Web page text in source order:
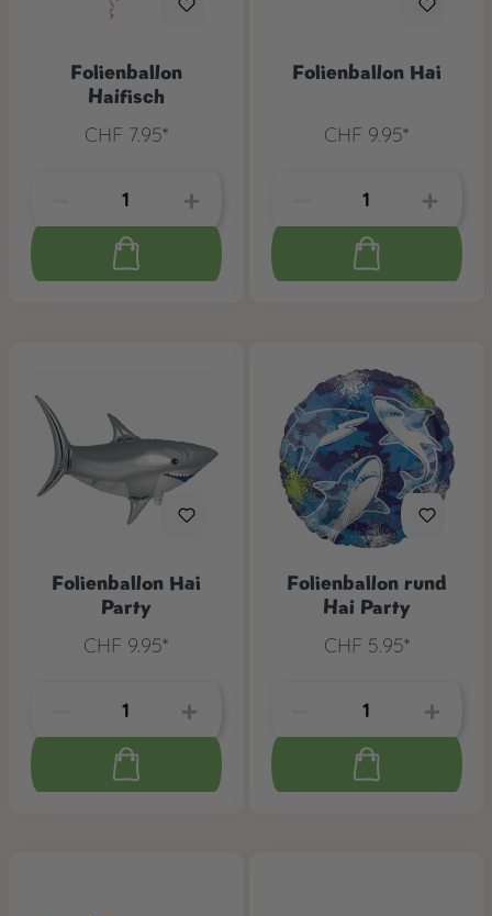
Folienballon
Haifisch
CHF 7.95*
Folienballon Hai
CHF 9.95*
Folienballon Hai
Party
CHF 9.95*
Folienballon rund
Hai Party
CHF 5.95*